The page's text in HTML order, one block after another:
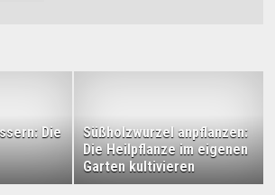
Die
Süßholzwurzel anpflanzen:
Die Heilpflanze im eigenen
Garten kultivieren